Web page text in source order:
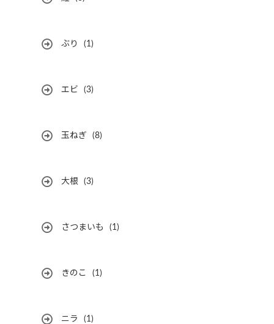
ぶり (1)
エビ (3)
玉ねぎ (8)
大根 (3)
さつまいも (1)
きのこ (1)
ニラ (1)